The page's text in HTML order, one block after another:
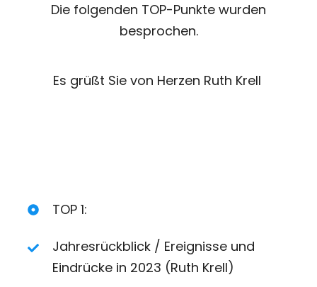
Die folgenden TOP-Punkte wurden
besprochen.
Es grüßt Sie von Herzen Ruth Krell
TOP 1:
Jahresrückblick / Ereignisse und
Eindrücke in 2023 (Ruth Krell)